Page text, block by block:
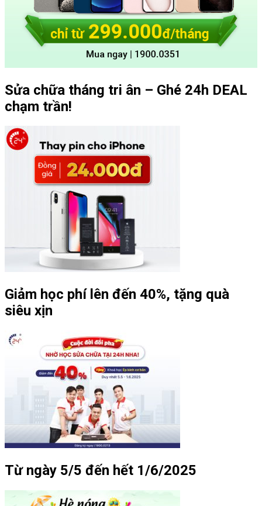
Sửa chữa tháng tri ân – Ghé 24h DEAL
chạm trần!
Giảm học phí lên đến 40%, tặng quà
siêu xịn
Từ ngày 5/5 đến hết 1/6/2025